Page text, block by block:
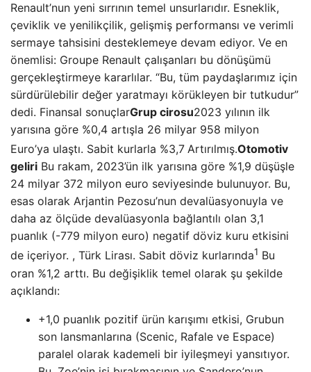
Renault’nun yeni sırrının temel unsurlarıdır. Esneklik,
çeviklik ve yenilikçilik, gelişmiş performansı ve verimli
sermaye tahsisini desteklemeye devam ediyor. Ve en
önemlisi: Groupe Renault çalışanları bu dönüşümü
gerçekleştirmeye kararlılar. “Bu, tüm paydaşlarımız için
sürdürülebilir değer yaratmayı körükleyen bir tutkudur”
dedi. Finansal sonuçlarGrup cirosu2023 yılının ilk
yarısına göre %0,4 artışla 26 milyar 958 milyon
Euro’ya ulaştı. Sabit kurlarla %3,7 Artırılmış.Otomotiv
geliri Bu rakam, 2023’ün ilk yarısına göre %1,9 düşüşle
24 milyar 372 milyon euro seviyesinde bulunuyor. Bu,
esas olarak Arjantin Pezosu’nun devalüasyonuyla ve
daha az ölçüde devalüasyonla bağlantılı olan 3,1
puanlık (-779 milyon euro) negatif döviz kuru etkisini
de içeriyor. , Türk Lirası. Sabit döviz kurlarında1 Bu
oran %1,2 arttı. Bu değişiklik temel olarak şu şekilde
açıklandı:
+1,0 puanlık pozitif ürün karışımı etkisi, Grubun
son lansmanlarına (Scenic, Rafale ve Espace)
paralel olarak kademeli bir iyileşmeyi yansıtıyor.